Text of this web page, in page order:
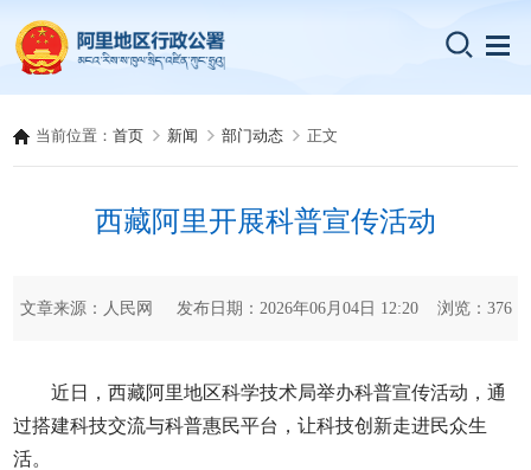
当前位置：首页 新闻 部门动态 正文
西藏阿里开展科普宣传活动
文章来源：人民网 发布日期：2026年06月04日 12:20 浏览： 376
近日，西藏阿里地区科学技术局举办科普宣传活动，通
过搭建科技交流与科普惠民平台，让科技创新走进民众生
活。